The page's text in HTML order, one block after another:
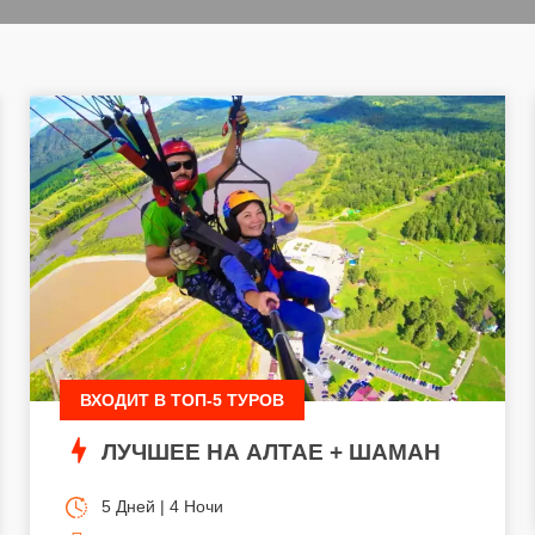
ВХОДИТ В ТОП-5 ТУРОВ
ЛУЧШЕЕ НА АЛТАЕ + ШАМАН
5 Дней | 4 Ночи